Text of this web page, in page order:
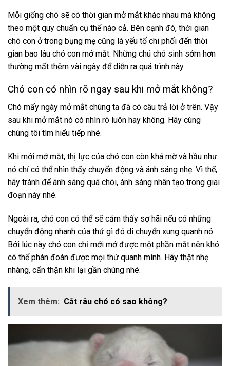
Mỗi giống chó sẽ có thời gian mở mắt khác nhau mà không
theo một quy chuẩn cụ thể nào cả. Bên cạnh đó, thời gian
chó con ở trong bụng mẹ cũng là yếu tố chi phối đến thời
gian bao lâu chó con mở mắt. Những chú chó sinh sớm hơn
thường mất thêm vài ngày để diễn ra quá trình này.
Chó con có nhìn rõ ngay sau khi mở mắt không?
Chó mấy ngày mở mắt chúng ta đã có câu trả lời ở trên. Vậy
sau khi mở mắt nó có nhìn rõ luôn hay không. Hãy cùng
chúng tôi tìm hiểu tiếp nhé.
Khi mới mở mắt, thị lực của chó con còn khá mờ và hầu như
nó chỉ có thể nhìn thấy chuyển động và ánh sáng nhẹ. Vì thế,
hãy tránh để ánh sáng quá chói, ánh sáng nhân tạo trong giai
đoạn này nhé.
Ngoài ra, chó con có thể sẽ cảm thấy sợ hãi nếu có những
chuyển động nhanh của thứ gì đó di chuyển xung quanh nó.
Bởi lúc này chó con chỉ mới mở được một phần mắt nên khó
có thể phán đoán được mọi thứ quanh mình. Hãy thật nhẹ
nhàng, cẩn thận khi lại gần chúng nhé.
Xem thêm: Cắt râu chó có sao không?